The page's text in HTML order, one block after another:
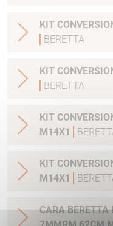
KIT
BERETTA
KIT
BERETTA
KIT
M14X1
KIT
M14X1
CARA BERETTA